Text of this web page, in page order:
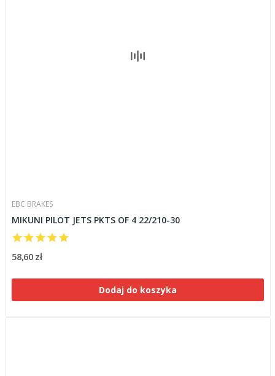
EBC BRAKES
MIKUNI PILOT JETS PKTS OF 4 22/210-30
58,60 zł
Dodaj do koszyka